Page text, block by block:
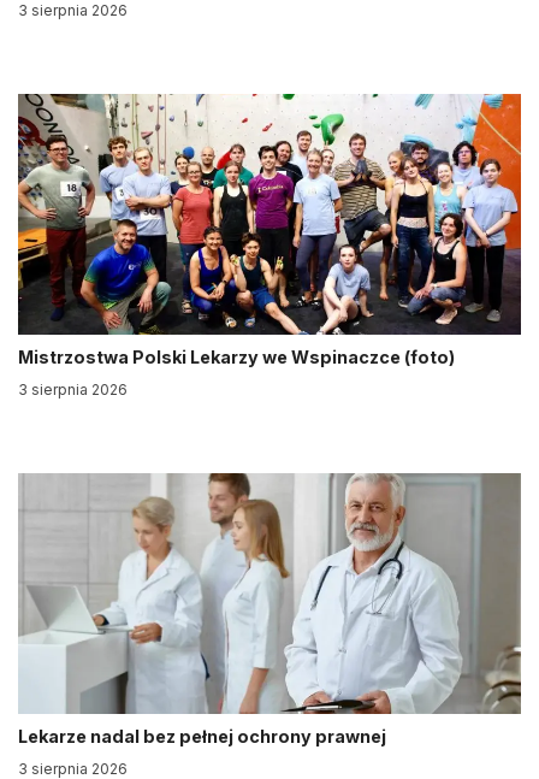
3 sierpnia 2026
Mistrzostwa Polski Lekarzy we Wspinaczce (foto)
3 sierpnia 2026
Lekarze nadal bez pełnej ochrony prawnej
3 sierpnia 2026